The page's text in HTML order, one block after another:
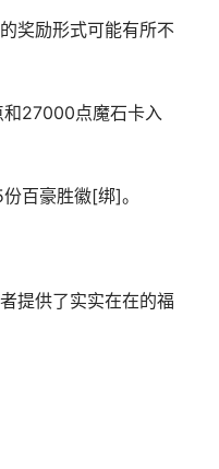
奖励形式可能有所不
27000点魔石卡入
百豪胜徽[绑]。
提供了实实在在的福